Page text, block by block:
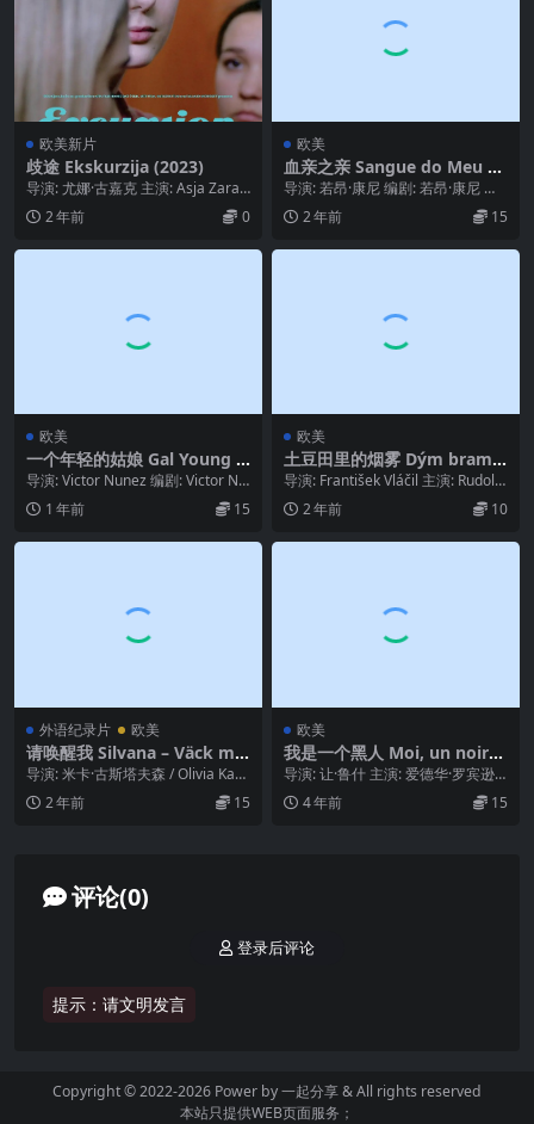
欧美新片
歧途 Ekskurzija (2023)
导演: 尤娜·古嘉克 主演: Asja Zara L
agumdzija / Ma...
2 年前 0
欧美
血亲之亲 Sangue do Meu Sa
ngue (2011)
导演: 若昂·康尼 编剧: 若昂·康尼 主
演: 丽塔·布兰科 / 拉斐尔·莫莱斯...
2 年前 15
欧美
一个年轻的姑娘 Gal Young U
n (1979)
导演: Victor Nunez 编剧: Victor Nu
nez / 玛乔丽·...
1 年前 15
欧美
土豆田里的烟雾 Dým bramb
orové nate (1976)
导演: František Vláčil 主演: Rudolf
Hrusínsk...
2 年前 10
外语纪录片 欧美
请唤醒我 Silvana – Väck mig
när ni vaknat (2017)
导演: 米卡·古斯塔夫森 / Olivia Kast
ebring / Chris...
2 年前 15
欧美
我是一个黑人 Moi, un noir
(1958)
导演: 让·鲁什 主演: 爱德华·罗宾逊
类型: 剧情 制片国家/地区: 法国 ...
4 年前 15
评论(0)
提示：请文明发言
登录后评论
Copyright © 2022-2026 Power by一起分享& All rights reserved
本站只提供WEB页面服务；